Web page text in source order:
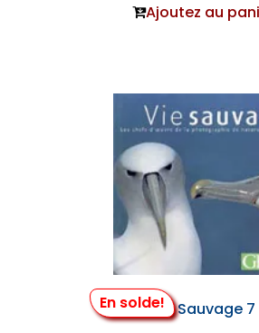
Ajoutez au
En solde!Vie Sauvage 7